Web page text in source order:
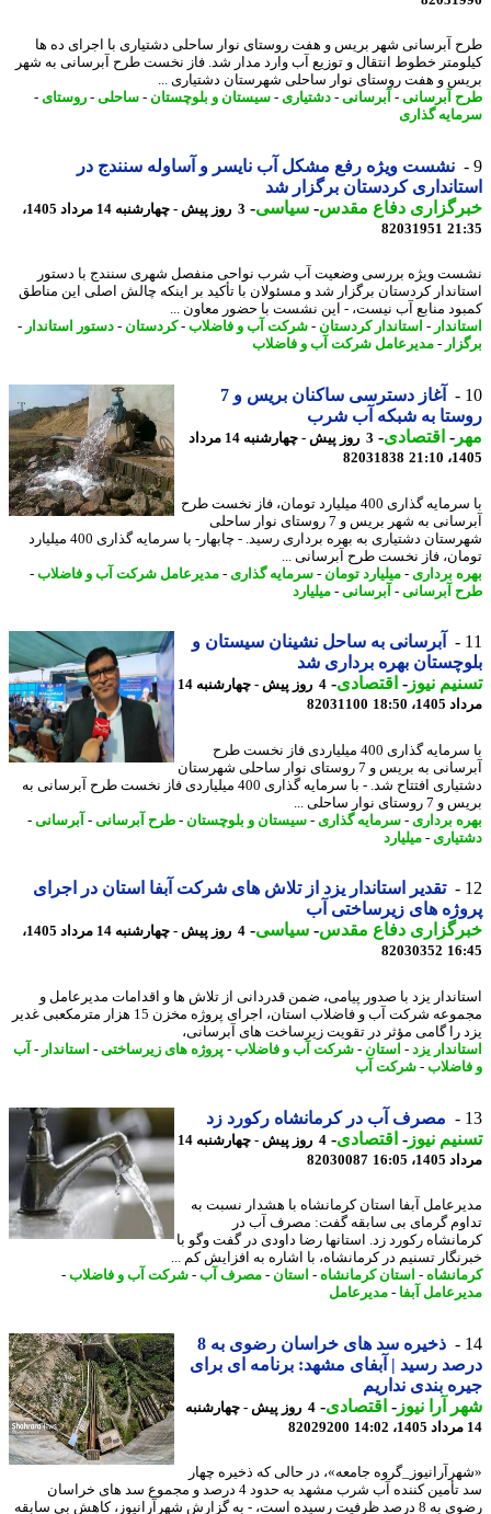
آبرسانی شهر بریس و هفت روستای نوار ساحلی دشتیاری با اجرای ده ها
خطوط انتقال و توزیع آب وارد مدار شد. فاز نخست طرح آبرسانی به شهر
و هفت روستای نوار ساحلی شهرستان دشتیاری ...
آبرسانی-آبرسانی-دشتیاری- سیستان و بلوچستان-ساحلی-روستای-
گذاری
نشست ویژه رفع مشکل آب نایسر و آساوله سنندج در
کردستان برگزار شد
دفاع مقدس-سیاسی-
3 روز پیش - چهارشنبه 14 مرداد 1405،
82031951
ویژه بررسی وضعیت آب شرب نواحی منفصل شهری سنندج با دستور
کردستان برگزار شد و مسئولان با تأکید بر اینکه چالش اصلی این مناطق
منابع آب نیست، - این نشست با حضور معاون ...
-استاندار کردستان-شرکت آب و فاضلاب-کردستان-دستور استاندار-
- مدیرعامل شرکت آب و فاضلاب
آغاز دسترسی ساکنان بریس و 7
به شبکه آب شرب
-اقتصادی-
3 روز پیش - چهارشنبه 14 مرداد
82031838
با سرمایه گذاری 400 میلیارد تومان، فاز نخست طرح
آبرسانی به شهر بریس و 7 روستای نوار ساحلی
شهرستان دشتیاری به بهره برداری رسید. - چابهار- با سرمایه گذاری 400 میلیارد
فاز نخست طرح آبرسانی ...
برداری- میلیارد تومان-سرمایه گذاری- مدیرعامل شرکت آب و فاضلاب-
آبرسانی-آبرسانی-میلیارد
آبرسانی به ساحل نشینان سیستان و
بهره برداری شد
نیوز-اقتصادی-
4 روز پیش - چهارشنبه 14
18:50
82031100
با سرمایه گذاری 400 میلیاردی فاز نخست طرح
آبرسانی به بریس و 7 روستای نوار ساحلی شهرستان
دشتیاری افتتاح شد. - با سرمایه گذاری 400 میلیاردی فاز نخست طرح آبرسانی به
نوار ساحلی ...
برداری- سرمایه گذاری- سیستان و بلوچستان-طرح آبرسانی-آبرسانی-
- میلیارد
تقدیر استاندار یزد از تلاش های شرکت آبفا استان در اجرای
های زیرساختی آب
دفاع مقدس-سیاسی-
4 روز پیش - چهارشنبه 14 مرداد 1405،
82030352
یزد با صدور پیامی، ضمن قدردانی از تلاش ها و اقدامات مدیرعامل و
مجموعه شرکت آب و فاضلاب استان، اجرای پروژه مخزن 15 هزار مترمکعبی غدیر
را گامی مؤثر در تقویت زیرساخت های آبرسانی،
یزد -استان-شرکت آب و فاضلاب-پروژه های زیرساختی-استاندار-آب
-شرکت آب
مصرف آب در کرمانشاه رکورد زد
نیوز-اقتصادی-
4 روز پیش - چهارشنبه 14
16:05
82030087
آبفا استان کرمانشاه با هشدار نسبت به
گرمای بی سابقه گفت: مصرف آب در
رکورد زد. استانها رضا داودی در گفت وگو با
تسنیم در کرمانشاه، با اشاره به افزایش کم ...
-استان کرمانشاه-استان-مصرف آب- شرکت آب و فاضلاب-
آبفا- مدیرعامل
ذخیره سد های خراسان رضوی به 8
رسید | آبفای مشهد: برنامه ای برای
بندی نداریم
آرا نیوز-اقتصادی- 4 روز پیش - چهارشنبه
82029200
جامعه»، در حالی که ذخیره چهار
سد تأمین کننده آب شرب مشهد به حدود 4 درصد و مجموع سد های خراسان
رضوی به 8 درصد ظرفیت رسیده است، - به گزارش شهرآرانیوز، کاهش بی سابقه